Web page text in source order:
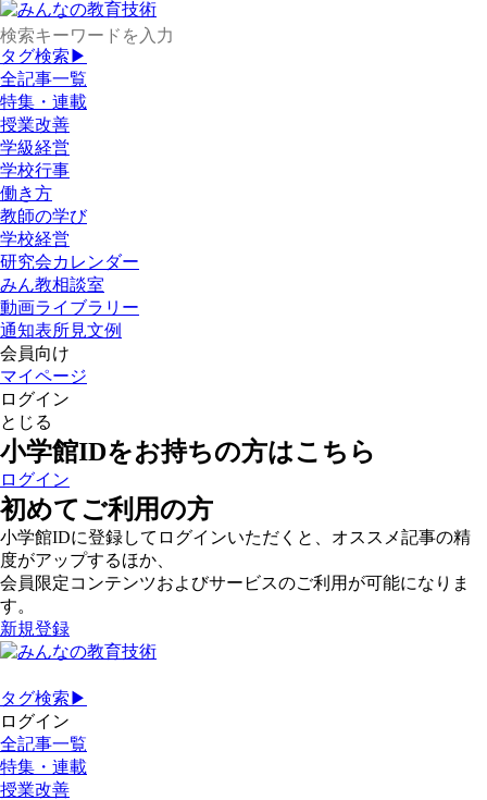
タグ検索▶
全記事一覧
特集・連載
授業改善
学級経営
学校行事
働き方
教師の学び
学校経営
研究会カレンダー
みん教相談室
動画ライブラリー
通知表所見文例
会員向け
マイページ
ログイン
とじる
小学館IDをお持ちの方はこちら
ログイン
初めてご利用の方
小学館IDに登録してログインいただくと、オススメ記事の精
度がアップするほか、
会員限定コンテンツおよびサービスのご利用が可能になりま
す。
新規登録
タグ検索▶
ログイン
全記事一覧
特集・連載
授業改善